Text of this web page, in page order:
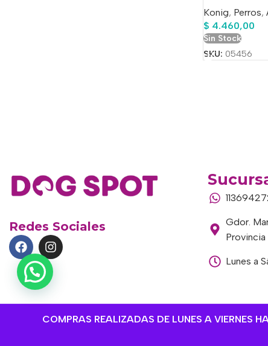
COMPRAS REALIZADAS DE LUNES A VIERNES
Konig, Perros,
$ 4.460,00
Sin Stock
SKU: 05456
Redes Sociales
Gdor.
Lunes a